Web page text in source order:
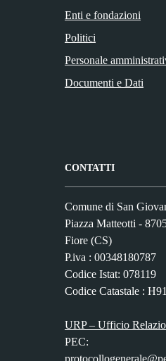
Enti e fondazioni
Politici
Personale
Documenti e Dati
CONTATTI
Comune di San
Piazza Matteotti -
Fiore (CS)
P.iva : 00348180787
Codice Istat: 078119
Codice Catastale :
URP – Ufficio
PEC: